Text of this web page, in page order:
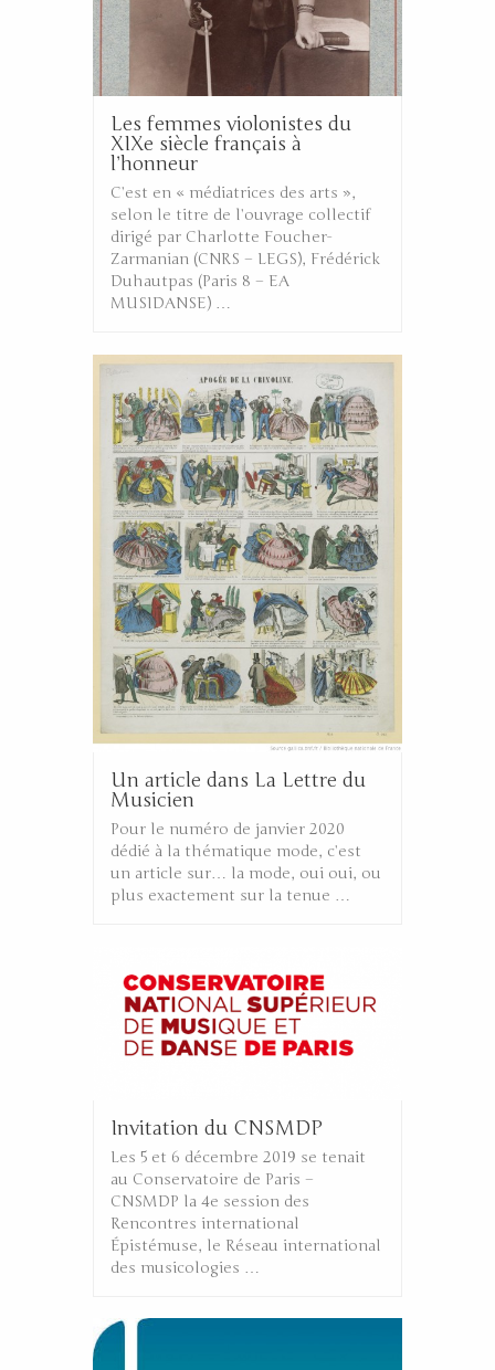
Les femmes violonistes du
XIXe siècle français à
l’honneur
C’est en « médiatrices des arts »,
selon le titre de l’ouvrage collectif
dirigé par Charlotte Foucher-
Zarmanian (CNRS – LEGS), Frédérick
Duhautpas (Paris 8 – EA
MUSIDANSE) …
Un article dans La Lettre du
Musicien
Pour le numéro de janvier 2020
dédié à la thématique mode, c’est
un article sur… la mode, oui oui, ou
plus exactement sur la tenue …
Invitation du CNSMDP
Les 5 et 6 décembre 2019 se tenait
au Conservatoire de Paris –
CNSMDP la 4e session des
Rencontres international
Épistémuse, le Réseau international
des musicologies …